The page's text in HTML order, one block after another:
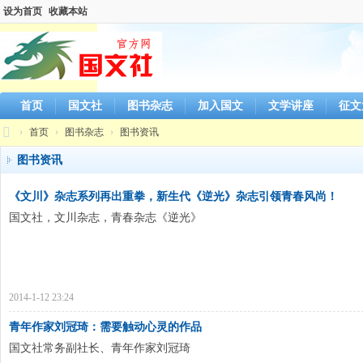
设为首页 收藏本站
首页 国文社 图书杂志 加入国文 文学讲座 征
国
官
站
› 首页 › 图书杂志 › 图书资讯
图书资讯
《文川》杂志系列再出重拳，新生代《逆光》杂志引领青春风尚！
国文社，文川杂志，青春杂志《逆光》
2014-1-12 23:24
青年作家刘冠琦：需要触动心灵的作品
国文社常务副社长、青年作家刘冠琦